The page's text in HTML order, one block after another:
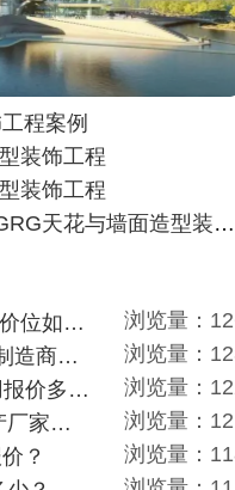
程案例
装饰工程
装饰工程
罗浮宫家居艺术中心（广州）GRG天花与墙面造型装饰工程
淄博专业GRG设计材料厂收费价位如何？
浏览量：
珠海1443米²grg造型设计顶尖制造商付费付费多少？
浏览量：
重庆3217平方米GRG设计费用报价多少？
浏览量：
滨州1217平方grg设计顶尖生产厂家价目如何？
浏览量：
？
浏览量：